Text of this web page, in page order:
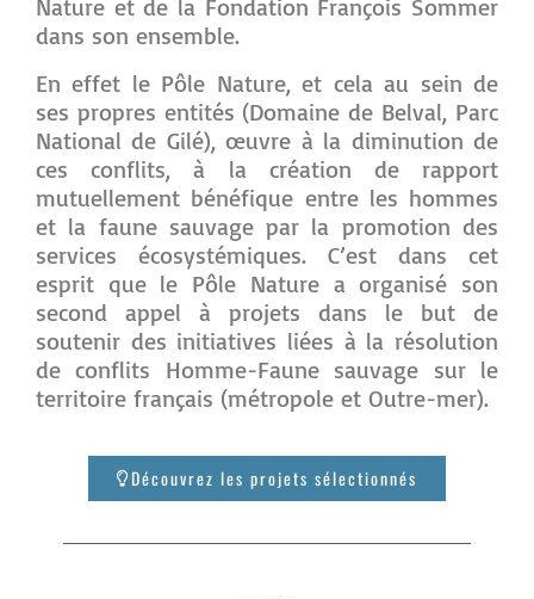
Nature et de la Fondation François Sommer
dans son ensemble.
En effet le Pôle Nature, et cela au sein de
ses propres entités (Domaine de Belval, Parc
National de Gilé), œuvre à la diminution de
ces conflits, à la création de rapport
mutuellement bénéfique entre les hommes
et la faune sauvage par la promotion des
services écosystémiques. C’est dans cet
esprit que le Pôle Nature a organisé son
second appel à projets dans le but de
soutenir des initiatives liées à la résolution
de conflits Homme-Faune sauvage sur le
territoire français (métropole et Outre-mer).
Découvrez les projets sélectionnés